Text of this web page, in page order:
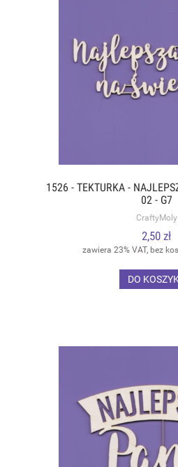
1526 - TEKTURKA -
02 - G7
CraftyMoly
2,50 zł
zawiera 23% VAT, bez
DO